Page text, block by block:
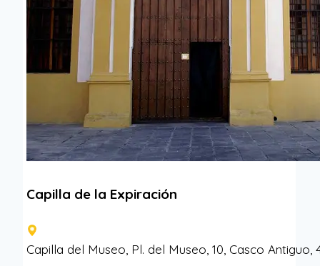
Capilla de la Expiración
Capilla del Museo, Pl. del Museo, 10, Casco Antiguo,